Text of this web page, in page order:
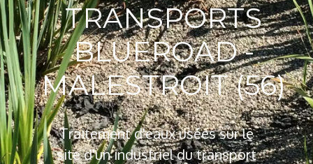
TRANSPORTS
BLUEROAD -
MALESTROIT (56)
Traitement d'eaux usées sur le
site d'un industriel du transport